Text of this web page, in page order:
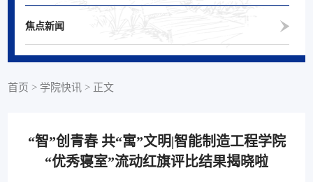
焦点新闻
首页 > 学院快讯 > 正文
“智”创青春 共“寓”文明|智能制造工程学院
“优秀寝室”流动红旗评比结果揭晓啦